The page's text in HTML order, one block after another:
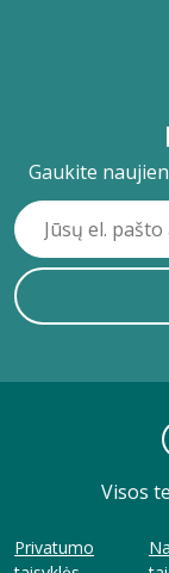
Gaukite
Visos
Privatumo